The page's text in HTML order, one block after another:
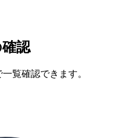
認
覧確認できます。